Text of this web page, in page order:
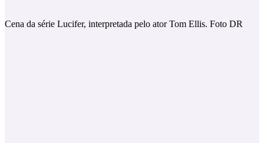
Cena da série Lucifer, interpretada pelo ator Tom Ellis. Foto DR